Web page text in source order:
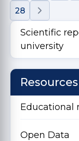
28
Scientific
university
Resources
Educational
Open Data